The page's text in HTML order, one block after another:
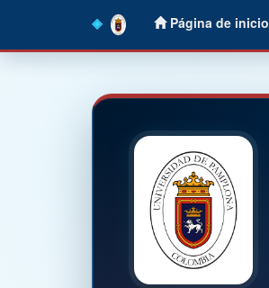
Página de inicio